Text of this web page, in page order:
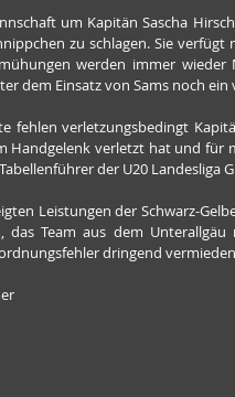
um Kapitän Sascha
zu schlagen. Sie
werden immer
dem Einsatz von Sams noch
fehlen verletzungsbedingt
Handgelenk verletzt hat und für
der U20
Leistungen der Schwarz-
das Team aus dem
dringend